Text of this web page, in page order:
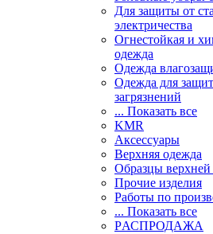
Для защиты от
электричества
Огнестойкая и
одежда
Одежда
Одежда для
загрязнений
... Показать все
KMR
Аксессуары
Верхняя одежда
Образцы
Прочие изделия
Работы по
... Показать все
PАСПРОДАЖА